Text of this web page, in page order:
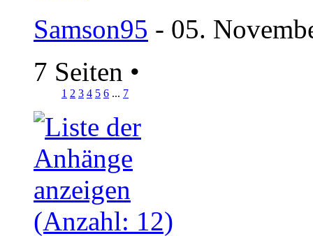
Samson95 - 05.
7 Seiten •
1 2 3 4 5 6 ... 7